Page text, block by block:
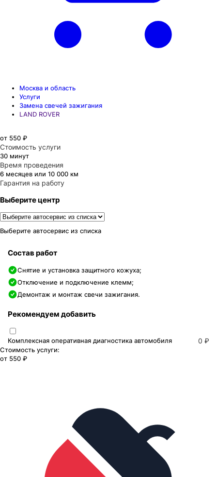
Москва и область
Услуги
Замена свечей зажигания
LAND ROVER
от 550 ₽
Стоимость услуги
30 минут
Время проведения
6 месяцев или 10 000 км
Гарантия на работу
Выберите центр
Выберите автосервис из списка
Состав работ
Снятие и установка защитного кожуха;
Отключение и подключение клемм;
Демонтаж и монтаж свечи зажигания.
Рекомендуем добавить
Комплексная оперативная диагностика автомобиля 0 ₽
Стоимость услуги:
от 550 ₽